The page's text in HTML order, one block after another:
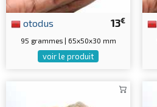
13€
otodus
95 grammes | 65x50x30 mm
voir le produit